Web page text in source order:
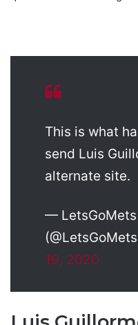
This is what
send Luis
alternate site.
— LetsGoMets
19, 2020